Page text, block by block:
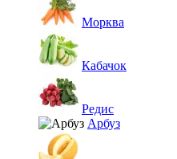
Морква
Кабачок
Редис
Арбуз